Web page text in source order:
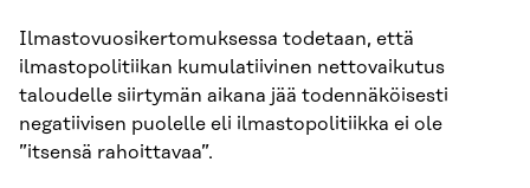
Ilmastovuosikertomuksessa todetaan, että
ilmastopolitiikan kumulatiivinen nettovaikutus
taloudelle siirtymän aikana jää todennäköisesti
negatiivisen puolelle eli ilmastopolitiikka ei ole
”itsensä rahoittavaa”.